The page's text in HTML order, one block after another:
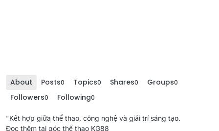
About Posts0 Topics0 Shares0 Groups0
Followers0 Following0
"Kết hợp giữa thể thao, công nghệ và giải trí sáng tạo.
Đọc thêm tại góc thể thao KG88